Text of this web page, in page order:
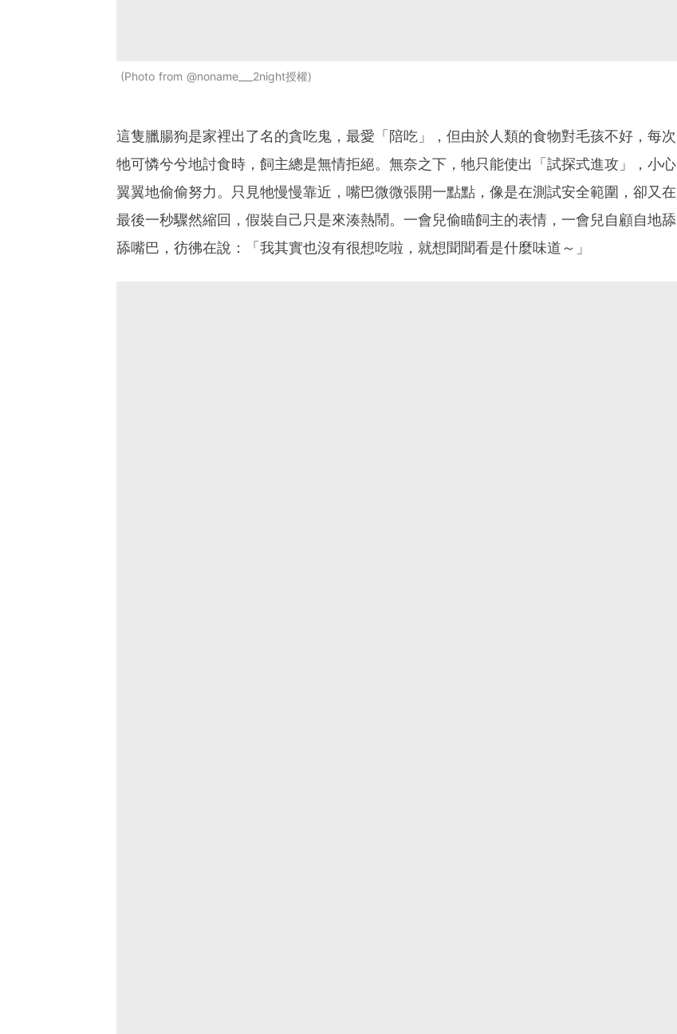
Photo from @noname___2night授權
這隻臘腸狗是家裡出了名的貪吃鬼，最愛「陪吃」，但由於人類的食物對毛孩不好，每次
牠可憐兮兮地討食時，飼主總是無情拒絕。無奈之下，牠只能使出「試探式進攻」，小心
翼翼地偷偷努力。只見牠慢慢靠近，嘴巴微微張開一點點，像是在測試安全範圍，卻又在
最後一秒驟然縮回，假裝自己只是來湊熱鬧。一會兒偷瞄飼主的表情，一會兒自顧自地舔
舔嘴巴，彷彿在說：「我其實也沒有很想吃啦，就想聞聞看是什麼味道～」